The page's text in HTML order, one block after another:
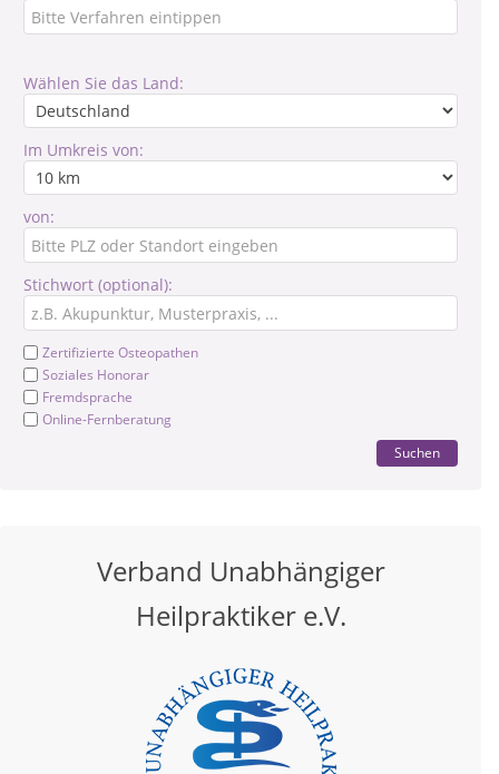
Wählen Sie das Land:
Im Umkreis von:
von:
Stichwort (optional):
Zertifizierte Osteopathen
Soziales Honorar
Fremdsprache
Online-Fernberatung
Suchen
Verband Unabhängiger
Heilpraktiker e.V.